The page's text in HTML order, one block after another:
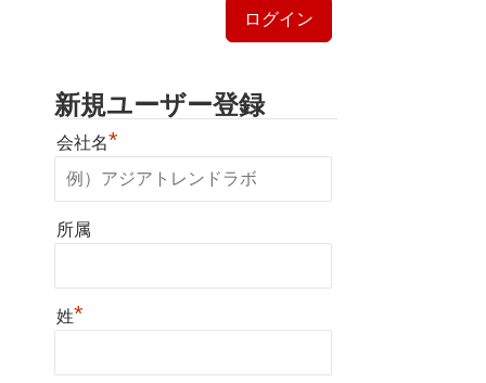
新規ユーザー登録
会社名*
所属
姓*